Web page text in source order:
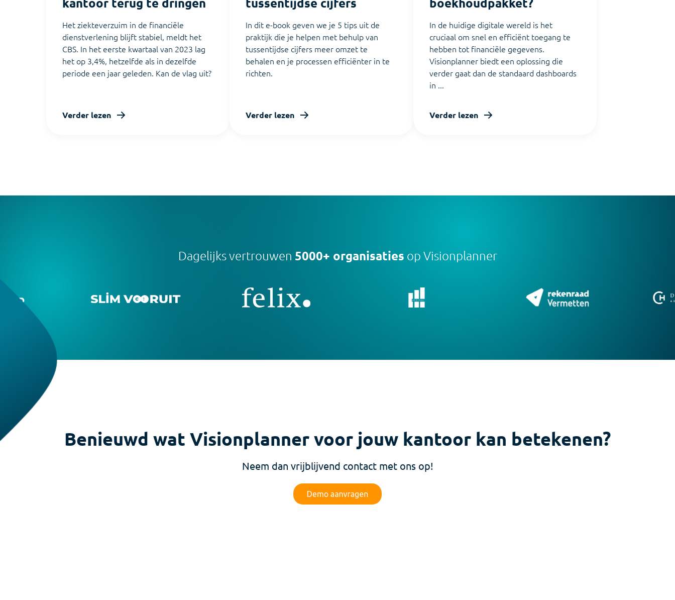
Het ziekteverzuim in de financiële
dienstverlening blijft stabiel, meldt het
CBS. In het eerste kwartaal van 2023 lag
het op 3,4%, hetzelfde als in dezelfde
periode een jaar geleden. Kan de vlag uit?
In dit e-book geven we je 5 tips uit de
praktijk die je helpen met behulp van
tussentijdse cijfers meer omzet te
behalen en je processen efficiënter in te
richten.
In de huidige digitale wereld is het
cruciaal om snel en efficiënt toegang te
hebben tot financiële gegevens.
Visionplanner biedt een oplossing die
verder gaat dan de standaard dashboards
in ...
Benieuwd wat Visionplanner voor jouw kantoor kan betekenen?